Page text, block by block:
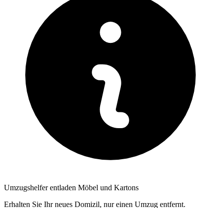
Umzugshelfer entladen Möbel und Kartons
Erhalten Sie Ihr neues Domizil, nur einen Umzug entfernt.